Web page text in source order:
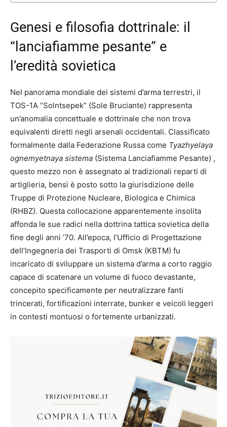
Genesi e filosofia dottrinale: il
“lanciafiamme pesante” e
l’eredità sovietica
Nel panorama mondiale dei sistemi d’arma terrestri, il
TOS-1A “Solntsepek” (Sole Bruciante) rappresenta
un’anomalia concettuale e dottrinale che non trova
equivalenti diretti negli arsenali occidentali. Classificato
formalmente dalla Federazione Russa come Tyazhyelaya
ognemyetnaya sistema (Sistema Lanciafiamme Pesante) ,
questo mezzo non è assegnato ai tradizionali reparti di
artiglieria, bensì è posto sotto la giurisdizione delle
Truppe di Protezione Nucleare, Biologica e Chimica
(RHBZ). Questa collocazione apparentemente insolita
affonda le sue radici nella dottrina tattica sovietica della
fine degli anni ’70. All’epoca, l’Ufficio di Progettazione
dell’Ingegneria dei Trasporti di Omsk (KBTM) fu
incaricato di sviluppare un sistema d’arma a corto raggio
capace di scatenare un volume di fuoco devastante,
concepito specificamente per neutralizzare fanti
trincerati, fortificazioni interrate, bunker e veicoli leggeri
in contesti montuosi o fortemente urbanizzati.